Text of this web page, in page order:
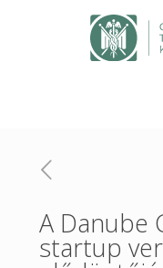
A Danube
startup